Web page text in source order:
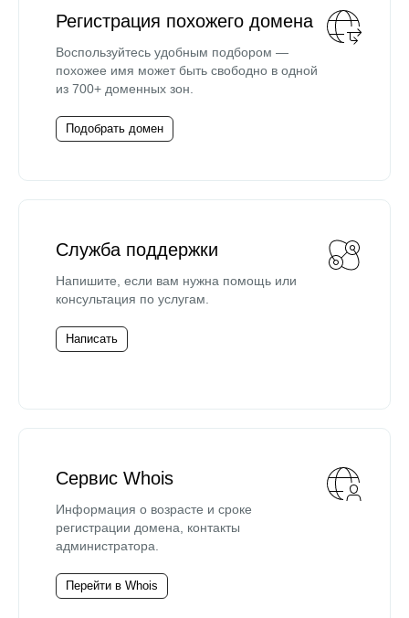
Регистрация похожего домена
Воспользуйтесь удобным подбором —
похожее имя может быть свободно в одной
из 700+ доменных зон.
Подобрать домен
Служба поддержки
Напишите, если вам нужна помощь или
консультация по услугам.
Написать
Сервис Whois
Информация о возрасте и сроке
регистрации домена, контакты
администратора.
Перейти в Whois